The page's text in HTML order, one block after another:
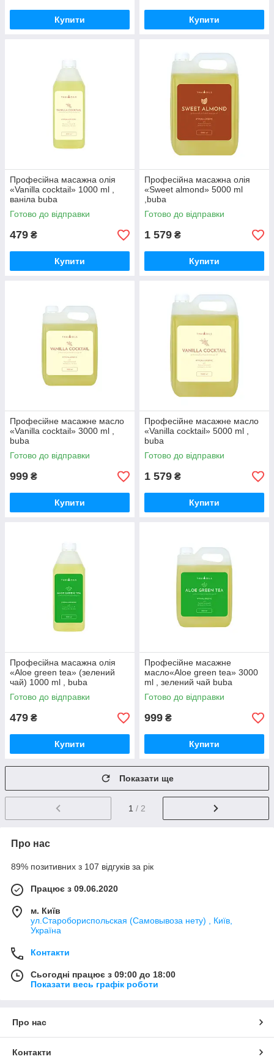
Купити Купити
Професійна масажна олія
«Vanilla cocktail» 1000 ml ,
ваніла buba
Готово до відправки
479 ₴
Купити
Професійна масажна олія
«Sweet almond» 5000 ml
,buba
Готово до відправки
1 579 ₴
Купити
Професійне масажне масло
«Vanilla cocktail» 3000 ml ,
buba
Готово до відправки
999 ₴
Купити
Професійне масажне масло
«Vanilla cocktail» 5000 ml ,
buba
Готово до відправки
1 579 ₴
Купити
Професійна масажна олія
«Aloe green tea» (зелений
чай) 1000 ml , buba
Готово до відправки
479 ₴
Купити
Професійне масажне
масло«Aloe green tea» 3000
ml , зелений чай buba
Готово до відправки
999 ₴
Купити
Показати ще
1 / 2
Про нас
89% позитивних з 107 відгуків за рік
Працює з 09.06.2020
м. Київ
ул.Старобориспольская (Самовывоза нету) , Київ,
Україна
Контакти
Сьогодні працює з 09:00 до 18:00
Показати весь графік роботи
Про нас
Контакти